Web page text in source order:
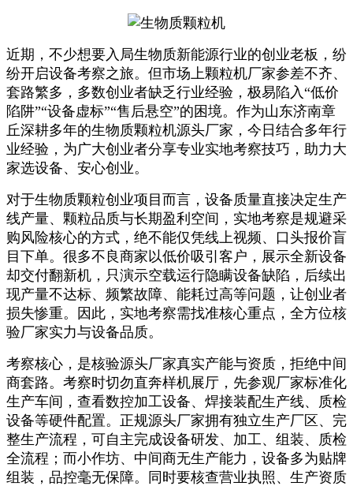
近期，不少想要入局生物质新能源行业的创业老板，纷
纷开启设备考察之旅。但市场上颗粒机厂家参差不齐、
套路繁多，多数创业者缺乏行业经验，极易陷入“低价
陷阱”“设备虚标”“售后悬空”的困境。作为山东济南章
丘深耕多年的生物质颗粒机源头厂家，今日结合多年行
业经验，为广大创业者分享专业实地考察技巧，助力大
家选设备、安心创业。
对于生物质颗粒创业项目而言，设备质量直接决定生产
线产量、颗粒品质与长期盈利空间，实地考察是规避采
购风险核心的方式，绝不能仅凭线上视频、口头报价盲
目下单。很多不良商家以低价吸引客户，展示全新设备
却交付翻新机，只演示空载运行隐瞒设备缺陷，后续出
现产量不达标、频繁故障、能耗过高等问题，让创业者
损失惨重。因此，实地考察需找准核心重点，全方位核
验厂家实力与设备品质。
考察核心，是核验源头厂家真实产能与资质，拒绝中间
商套路。考察时切勿直奔样机展厅，先参观厂家标准化
生产车间，查看数控加工设备、焊接装配生产线、质检
设备等硬件配置。正规源头厂家拥有独立生产厂区、完
整生产流程，可自主完成设备研发、加工、组装、质检
全流程；而小作坊、中间商无生产能力，设备多为贴牌
组装，品控毫无保障。同时要核查营业执照、生产资质